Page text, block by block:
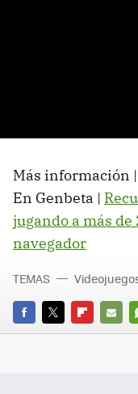
Más información |
En Genbeta |
jugando a más de
navegador
FACEBOOK
TWITTERFLIPBOARD
E-
TEMAS